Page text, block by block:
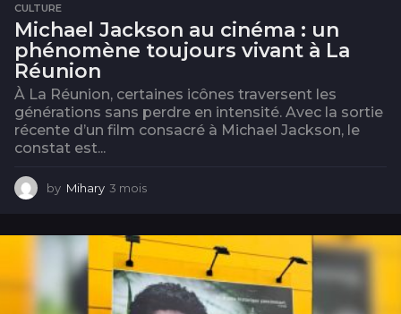
CULTURE
Michael Jackson au cinéma : un
phénomène toujours vivant à La
Réunion
À La Réunion, certaines icônes traversent les
générations sans perdre en intensité. Avec la sortie
récente d’un film consacré à Michael Jackson, le
constat est...
by Mihary 3 mois
i